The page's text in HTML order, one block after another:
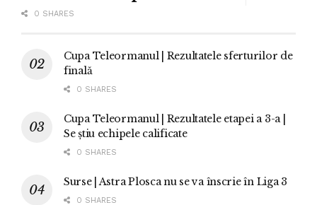
0 SHARES
Cupa Teleormanul | Rezultatele sferturilor de
finală
0 SHARES
Cupa Teleormanul | Rezultatele etapei a 3-a |
Se știu echipele calificate
0 SHARES
Surse | Astra Plosca nu se va înscrie în Liga 3
0 SHARES